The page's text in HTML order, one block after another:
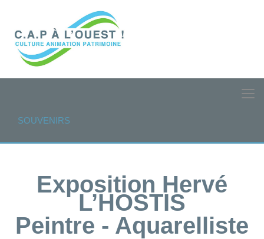
SOUVENIRS
Exposition Hervé
L’HOSTIS
Peintre - Aquarelliste